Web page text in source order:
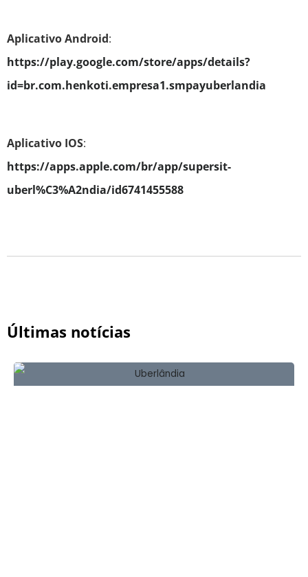
Aplicativo Android:
https://play.google.com/store/apps/details?
id=br.com.henkoti.empresa1.smpayuberlandia
Aplicativo IOS:
https://apps.apple.com/br/app/supersit-
uberl%C3%A2ndia/id6741455588
Últimas notícias